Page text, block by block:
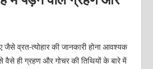
जैसे व्रत-त्योहार की जानकारी होना आवश्यक
वैसे ही ग्रहण और गोचर की तिथियों के बारे में